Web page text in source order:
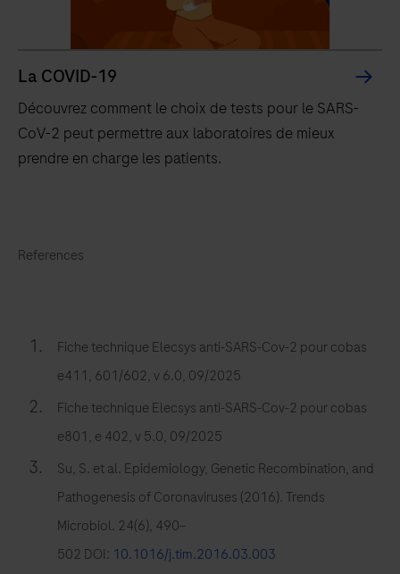
de
l’analyse
immunologiques.
La COVID-19
Découvrez comment le choix de tests pour le SARS-
CoV-2 peut permettre aux laboratoires de mieux
prendre en charge les patients.
le
tests
SARS-
laboratoires
References
Fiche technique Elecsys anti-SARS-Cov-2 pour cobas
e411, 601/602, v 6.0, 09/2025
Fiche technique Elecsys anti-SARS-Cov-2 pour cobas
e801, e 402, v 5.0, 09/2025
Su, S. et al. Epidemiology, Genetic Recombination, and
Pathogenesis of Coronaviruses (2016). Trends
Microbiol. 24(6), 490–
502 DOI: 10.1016/j.tim.2016.03.003